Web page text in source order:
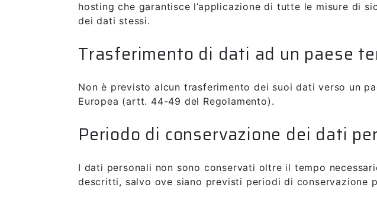
hosting che garantisce l’applicazione di tutte le misure di
dei dati stessi.
Trasferimento di dati ad un paese
Non è previsto alcun trasferimento dei suoi dati verso un
Europea (artt. 44-49 del Regolamento).
Periodo di conservazione dei dati
I dati personali non sono conservati oltre il tempo
descritti, salvo ove siano previsti periodi di conservazione